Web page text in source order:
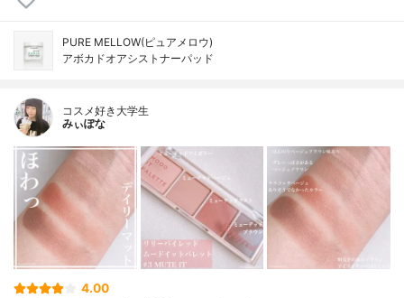
PURE MELLOW(ピュアメロウ)
アボカドオアシストナーパッド
コスメ好き大学生
みぃぽな
4.00